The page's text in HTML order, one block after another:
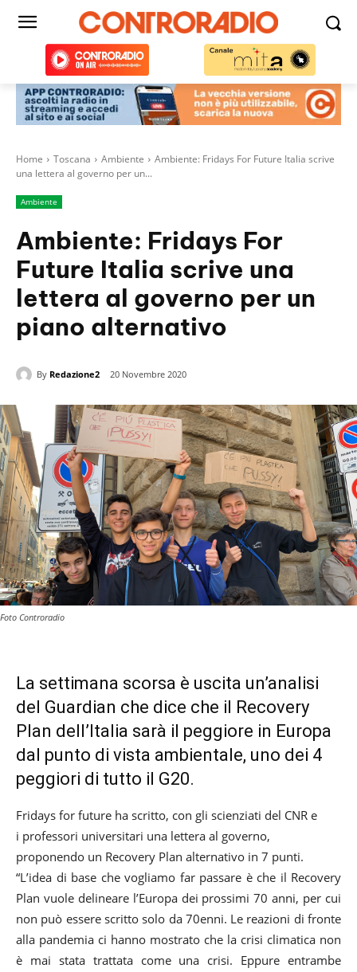
Home Toscana Ambiente
Ambiente: Fridays For Future Italia scrive
una lettera al governo per un...
Ambiente
Ambiente: Fridays For
Future Italia scrive una
lettera al governo per un
piano alternativo
By Redazione2 20 Novembre 2020
Foto Controradio
La settimana scorsa è uscita un’analisi
del Guardian che dice che il Recovery
Plan dell’Italia sarà il peggiore in Europa
dal punto di vista ambientale, uno dei 4
peggiori di tutto il G20.
Fridays for future ha scritto, con gli scienziati del CNR e
i professori universitari una lettera al governo,
proponendo un Recovery Plan alternativo in 7 punti.
“L’idea di base che vogliamo far passare è che il Recovery
Plan vuole delineare l’Europa dei prossimi 70 anni, per cui
non può essere scritto solo da 70enni. Le reazioni di fronte
alla pandemia ci hanno mostrato che la crisi climatica non
è mai stata trattata come una crisi. Eppure entrambe